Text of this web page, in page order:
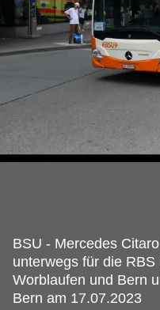
BSU - Mercedes
unterwegs für die
Worblaufen und Bern
Bern am 17.07.2023